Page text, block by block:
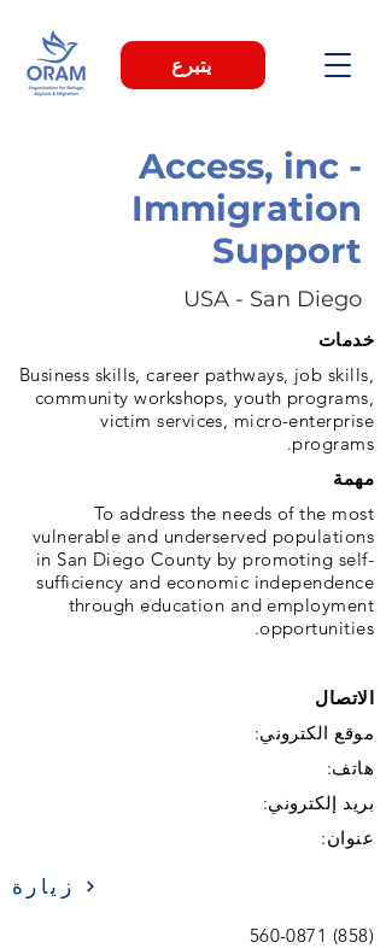
يتبرع
Access, inc -
Immigration
Support
USA - San Diego
خدمات
Business skills, career pathways, job skills,
community workshops, youth programs,
victim services, micro-enterprise
programs.
مهمة
To address the needs of the most
vulnerable and underserved populations
in San Diego County by promoting self-
sufficiency and economic independence
through education and employment
opportunities.
الاتصال
موقع الكتروني:
هاتف:
بريد إلكتروني:
عنوان:
زيارة
(858) 560-0871